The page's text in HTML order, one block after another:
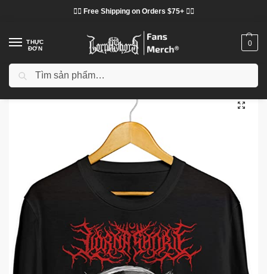
❤️‍🔥 Free Shipping on Orders $75+ ❤️‍🔥
THỰC
ĐƠN
0
Trang chủ / Cửa hàng / Lorna Shore vải